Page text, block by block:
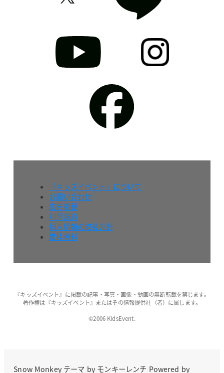
『キッズイベント』について
お問い合わせ
広告掲載
利用規約
個人情報の取扱方針
媒体資料
『キッズイベント』に掲載の記事・写真・画像・動画の無断転載を禁じます。
著作権は『キッズイベント』またはその情報提供社（者）に属します。
©2006 KidsEvent.
Snow Monkeyテーマ by モンキーレンチ Powered by